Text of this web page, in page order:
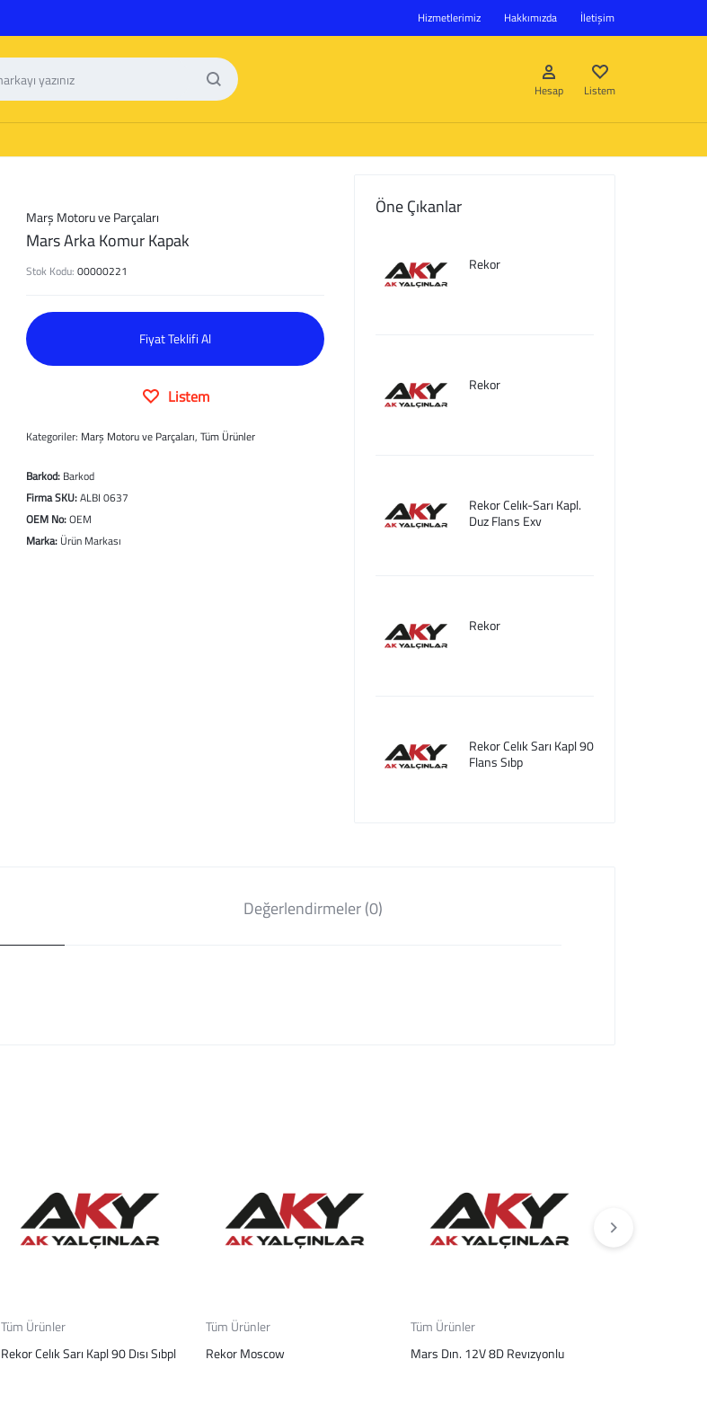
Hizmetlerimiz Hakkımızda İletişim
Hesap Listem
Marş Motoru ve Parçaları
Mars Arka Komur Kapak
Stok Kodu:00000221
Fiyat Teklifi Al
Listem
Kategoriler: Marş Motoru ve Parçaları,Tüm Ürünler
Barkod: Barkod
Firma SKU:ALBI 0637
OEM No:OEM
Marka: Ürün Markası
Öne Çıkanlar
Rekor
Rekor
Rekor Celık-Sarı Kapl.
Duz Flans Exv
Rekor
Rekor Celık Sarı Kapl 90
Flans Sıbp
Değerlendirmeler (0)
Tüm Ürünler
Rekor Celık Sarı Kapl 90 Dısı Sıbpl
Tüm Ürünler
Rekor Moscow
Tüm Ürünler
Mars Dın. 12V 8D Revızyonlu